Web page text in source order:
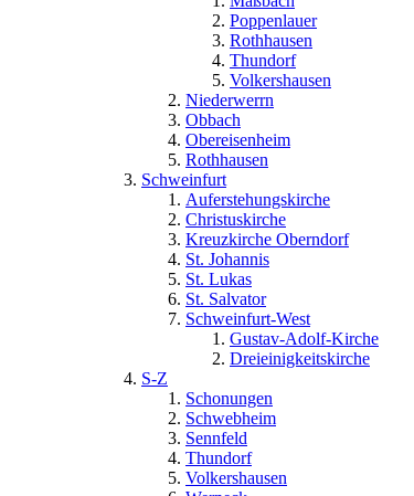
Poppenlauer
Rothhausen
Thundorf
Volkershausen
Niederwerrn
Obbach
Obereisenheim
Rothhausen
Schweinfurt
Auferstehungskirche
Christuskirche
Kreuzkirche Oberndorf
St. Johannis
St. Lukas
St. Salvator
Schweinfurt-West
Gustav-Adolf-Kirche
Dreieinigkeitskirche
S-Z
Schonungen
Schwebheim
Sennfeld
Thundorf
Volkershausen